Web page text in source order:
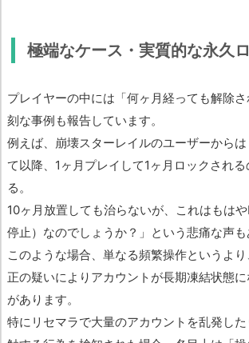
極端なケース・実質的な永久
プレイヤーの中には「何ヶ月経っても解除
刻な事例も報告しています。
例えば、崩壊スターレイルのユーザーから
て以降、1ヶ月プレイして1ヶ月ロックされ
る。
10ヶ月放置しても治らないが、これはもは
停止）なのでしょうか？」という悲痛な声も
このような場合、単なる頻繁操作というよ
正の疑いによりアカウントが長期凍結状態
があります。
特にリセマラで大量のアカウントを乱発し